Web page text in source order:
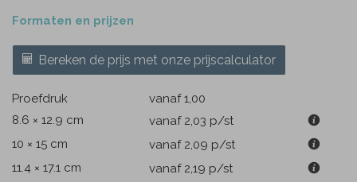
Formaten en prijzen
Bereken de prijs met onze prijscalculator
Proefdruk
vanaf 1,00
8.6 × 12.9 cm
vanaf 2,03 p/st
10 × 15 cm
vanaf 2,09 p/st
11.4 × 17.1 cm
vanaf 2,19 p/st